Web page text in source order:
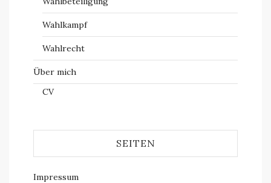
Wahlkampf
Wahlrecht
Über mich
CV
SEITEN
Impressum